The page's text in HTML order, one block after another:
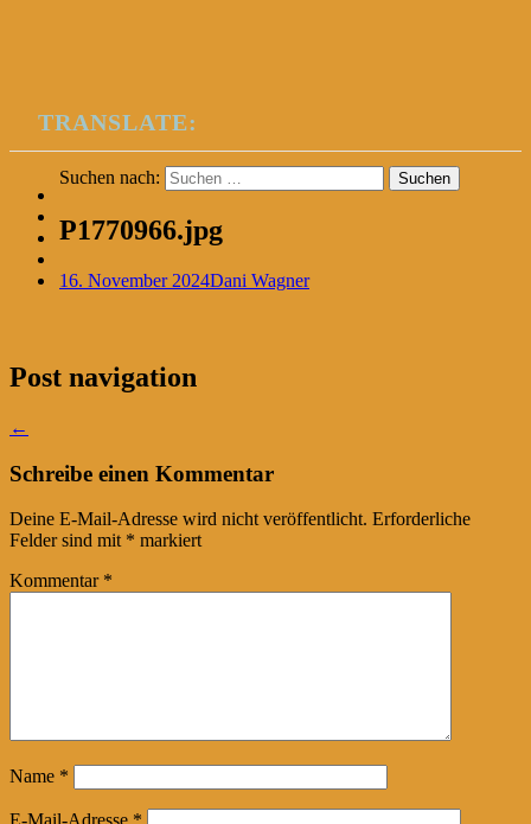
TRANSLATE:
Suchen nach:
P1770966.jpg
16. November 2024Dani Wagner
Post navigation
←
Schreibe einen Kommentar
Deine E-Mail-Adresse wird nicht veröffentlicht. Erforderliche
Felder sind mit * markiert
Kommentar *
Name *